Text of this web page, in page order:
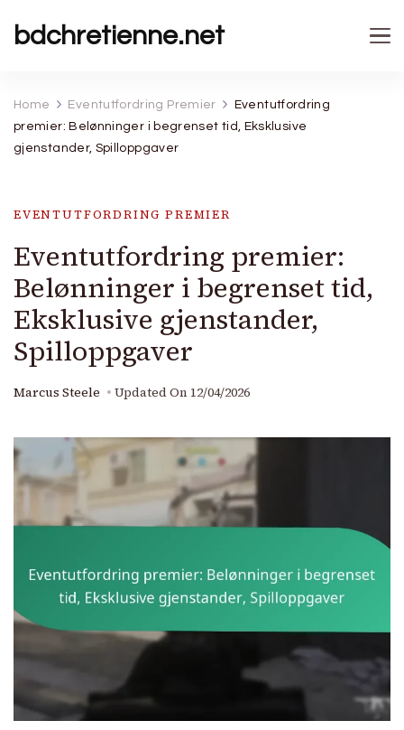
bdchretienne.net
Home Eventutfordring Premier
Eventutfordring
premier: Belønninger i begrenset tid, Eksklusive
gjenstander, Spilloppgaver
EVENTUTFORDRING PREMIER
Eventutfordring premier:
Belønninger i begrenset tid,
Eksklusive gjenstander,
Spilloppgaver
Marcus Steele Updated On 12/04/2026